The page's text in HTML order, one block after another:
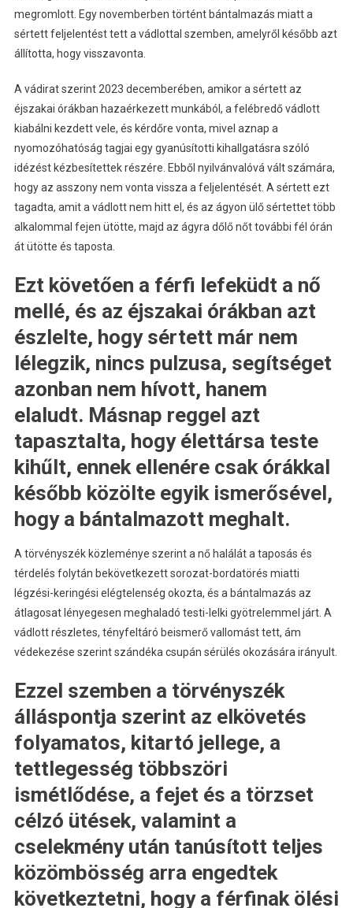
megromlott. Egy novemberben történt bántalmazás miatt a
sértett feljelentést tett a vádlottal szemben, amelyről később azt
állította, hogy visszavonta.
A vádirat szerint 2023 decemberében, amikor a sértett az
éjszakai órákban hazaérkezett munkából, a felébredő vádlott
kiabálni kezdett vele, és kérdőre vonta, mivel aznap a
nyomozóhatóság tagjai egy gyanúsítotti kihallgatásra szóló
idézést kézbesítettek részére. Ebből nyilvánvalóvá vált számára,
hogy az asszony nem vonta vissza a feljelentését. A sértett ezt
tagadta, amit a vádlott nem hitt el, és az ágyon ülő sértettet több
alkalommal fejen ütötte, majd az ágyra dőlő nőt további fél órán
át ütötte és taposta.
Ezt követően a férfi lefeküdt a nő
mellé, és az éjszakai órákban azt
észlelte, hogy sértett már nem
lélegzik, nincs pulzusa, segítséget
azonban nem hívott, hanem
elaludt. Másnap reggel azt
tapasztalta, hogy élettársa teste
kihűlt, ennek ellenére csak órákkal
később közölte egyik ismerősével,
hogy a bántalmazott meghalt.
A törvényszék közleménye szerint a nő halálát a taposás és
térdelés folytán bekövetkezett sorozat-bordatörés miatti
légzési-keringési elégtelenség okozta, és a bántalmazás az
átlagosat lényegesen meghaladó testi-lelki gyötrelemmel járt. A
vádlott részletes, tényfeltáró beismerő vallomást tett, ám
védekezése szerint szándéka csupán sérülés okozására irányult.
Ezzel szemben a törvényszék
álláspontja szerint az elkövetés
folyamatos, kitartó jellege, a
tettlegesség többszöri
ismétlődése, a fejet és a törzset
célzó ütések, valamint a
cselekmény után tanúsított teljes
közömbösség arra engedtek
következtetni, hogy a férfinak ölési